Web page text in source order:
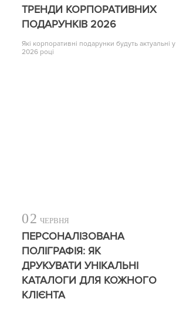
ТРЕНДИ КОРПОРАТИВНИХ
ПОДАРУНКІВ 2026
Які корпоративні подарунки будуть актуальні у
2026 році
02 ЧЕРВНЯ
ПЕРСОНАЛІЗОВАНА
ПОЛІГРАФІЯ: ЯК
ДРУКУВАТИ УНІКАЛЬНІ
КАТАЛОГИ ДЛЯ КОЖНОГО
КЛІЄНТА